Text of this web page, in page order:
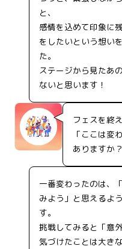
と、
感情を込めて印象に
をしたいという想い
た。
ステージから見たあ
ないと思います！
フェスを終
「ここは変
ありますか？
一番変わったのは、
みよう」と思えるよ
す。
挑戦してみると「意
気づけたことは大き